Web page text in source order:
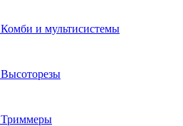
Комби и мультисистемы
Высоторезы
Триммеры